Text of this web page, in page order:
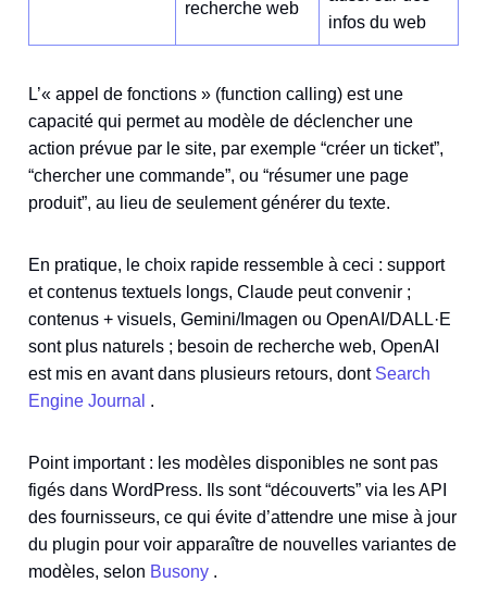
recherche web
infos du web
L’« appel de fonctions » (function calling) est une
capacité qui permet au modèle de déclencher une
action prévue par le site, par exemple “créer un ticket”,
“chercher une commande”, ou “résumer une page
produit”, au lieu de seulement générer du texte.
En pratique, le choix rapide ressemble à ceci : support
et contenus textuels longs, Claude peut convenir ;
contenus + visuels, Gemini/Imagen ou OpenAI/DALL·E
sont plus naturels ; besoin de recherche web, OpenAI
est mis en avant dans plusieurs retours, dont Search
Engine Journal .
Point important : les modèles disponibles ne sont pas
figés dans WordPress. Ils sont “découverts” via les API
des fournisseurs, ce qui évite d’attendre une mise à jour
du plugin pour voir apparaître de nouvelles variantes de
modèles, selon Busony .